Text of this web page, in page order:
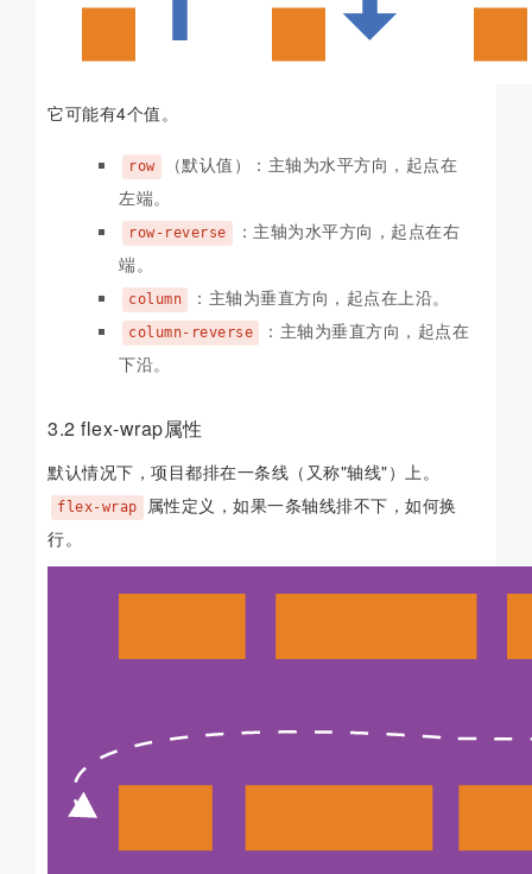
它可能有4个值。
row
（默认值）：主轴为水平方向，起点在
左端。
row-reverse
：主轴为水平方向，起点在右
端。
column ：主轴为垂直方向，起点在上沿。
column-reverse
：主轴为垂直方向，起点在
下沿。
3.2 flex-wrap属性
默认情况下，项目都排在一条线（又称"轴线"）上。
flex-wrap
属性定义，如果一条轴线排不下，如何换
行。